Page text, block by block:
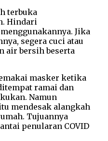
terbuka
Hindari
Jika
segera cuci atau
air bersih beserta
masker ketika
ramai dan
Namun
mendesak alangkah
Tujuannya
penularan COVID